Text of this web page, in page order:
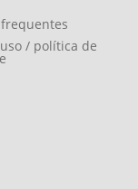
/ política de